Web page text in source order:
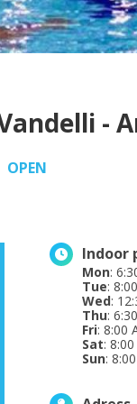
-
OPEN
Indoor
Mon:
Tue:
Wed:
Thu:
Fri: 8:00
Sat:
Sun: